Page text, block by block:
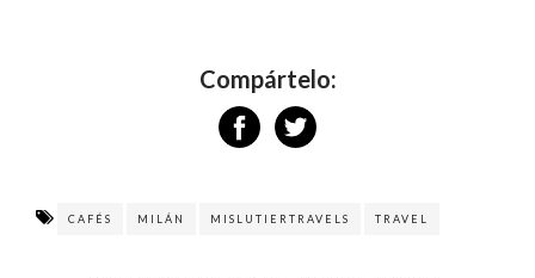
Compártelo:
CAFÉS MILÁN MISLUTIERTRAVELS TRAVEL